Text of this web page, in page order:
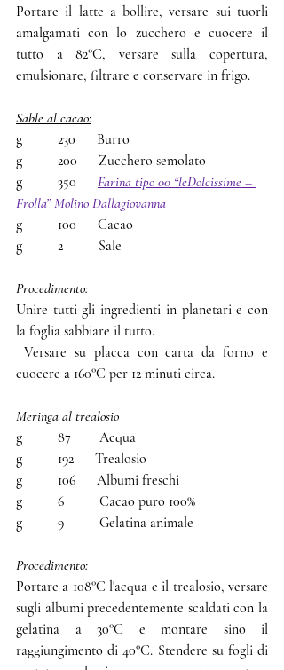
Portare il latte a bollire, versare sui tuorli
amalgamati con lo zucchero e cuocere il
tutto a 82°C, versare sulla copertura,
emulsionare, filtrare e conservare in frigo.
Sable al cacao:
g          230      Burro
g          200      Zucchero semolato
g          350 Farina tipo 00 “leDolcissime –
Frolla” Molino Dallagiovanna
g          100      Cacao
g          2          Sale
Procedimento:
Unire tutti gli ingredienti in planetari e con
la foglia sabbiare il tutto.
cuocere a 160°C per 12 minuti circa.
Meringa al trealosio
g          87        Acqua
g          192      Trealosio
g          106      Albumi freschi
g          6          Cacao puro 100%
g          9          Gelatina animale
Procedimento:
Portare a 108°C l'acqua e il trealosio, versare
sugli albumi precedentemente scaldati con la
gelatina a 30°C e montare sino il
raggiungimento di 40°C. Stendere su fogli di